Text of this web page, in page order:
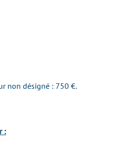
non désigné : 750 €.
: